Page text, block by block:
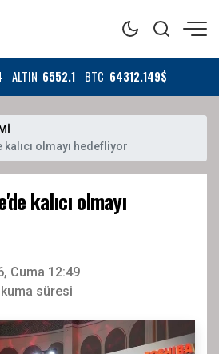
ALTIN 6552.1 BTC 64312.149$
olmayı hedefliyor
kalıcı olmayı
Cuma 12:49
süresi